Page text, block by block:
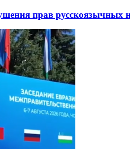
прав русскоязычных